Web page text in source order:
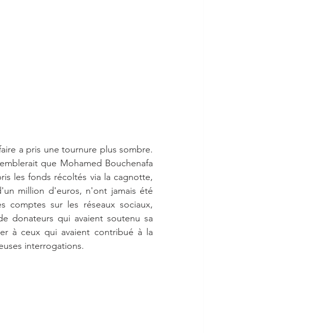
a pris une tournure plus sombre.
que Mohamed Bouchenafa
les fonds récoltés via la cagnotte,
million d'euros, n'ont jamais été
comptes sur les réseaux sociaux,
donateurs qui avaient soutenu sa
à ceux qui avaient contribué à la
interrogations.